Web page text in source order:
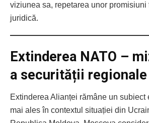
viziunea sa, repetarea unor promisiuni
juridică.
Extinderea NATO –
a securității regionale
Extinderea Alianței rămâne un subiect
mai ales în contextul situației din